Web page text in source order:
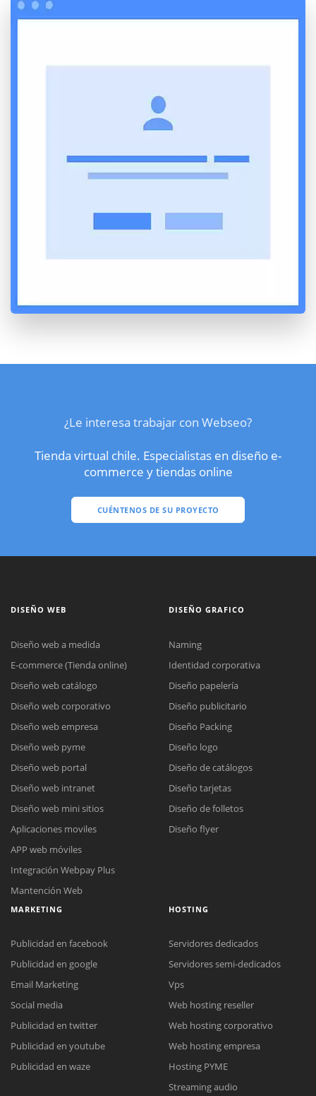
¿Le interesa trabajar con Webseo?
Tienda virtual chile. Especialistas en diseño e-
commerce y tiendas online
CUÉNTENOS DE SU PROYECTO
Reunión online
Meet para la reunión online.
Cotización
Chat Online
Todos nuestros ejecutivos están fuera de línea. Complete el formulario
DISEÑO WEB
Diseño web a medida
E-commerce (Tienda online)
Diseño web catálogo
Diseño web corporativo
Diseño web empresa
Diseño web pyme
Diseño web portal
Diseño web intranet
Diseño web mini sitios
Aplicaciones moviles
APP web móviles
Integración Webpay Plus
Mantención Web
DISEÑO GRAFICO
Naming
Identidad corporativa
Diseño papelería
Diseño publicitario
Diseño Packing
Diseño logo
Diseño de catálogos
Diseño tarjetas
Diseño de folletos
Diseño flyer
MARKETING
Publicidad en facebook
Publicidad en google
Email Marketing
Social media
Publicidad en twitter
Publicidad en youtube
Publicidad en waze
HOSTING
Servidores dedicados
Servidores semi-dedicados
Vps
Web hosting reseller
Web hosting corporativo
Web hosting empresa
Hosting PYME
Streaming audio